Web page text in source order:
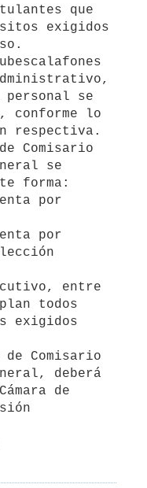
exigidos
se
conforme lo
respectiva.
se
forma:
todos
deberá
de